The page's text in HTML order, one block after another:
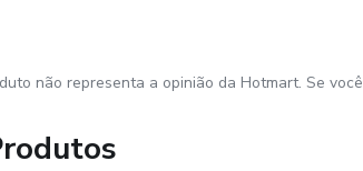
não representa a opinião da Hotmart. Se